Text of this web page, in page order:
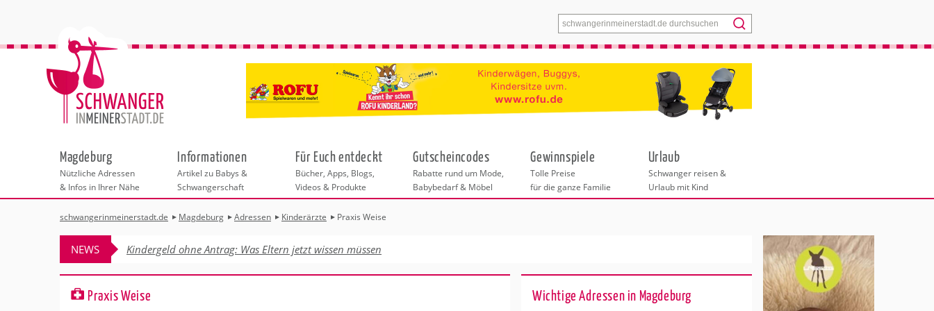
Menü
Magdeburg
Nützliche Adressen
& Infos in Ihrer Nähe
Städteauswahl
Adressen
Hebammen
Geburtshäuser
Frauenärzte
Behördengänge &
Checklisten
Beratungsstellen
Kinderwunschzentren Frankfurt
Schwangerschaftskurse
Erste Hilfe & Beratung
Rückbildung
Shopping
Wellness & Gesundheit
Fotografie & Dienstleistungen
Informationen
Artikel zu Babys &
Schwangerschaft
Für Euch entdeckt
Bücher, Apps, Blogs,
Videos & Produkte
Gutscheincodes
Rabatte rund um Mode,
Babybedarf & Möbel
Gewinnspiele
Tolle Preise
für die ganze Familie
Urlaub
Schwanger reisen &
Urlaub mit Kind
schwangerinmeinerstadt.de Magdeburg Adressen Kinderärzte Praxis Weise
NEWS Kindergeld ohne Antrag: Was Eltern jetzt wissen müssen
Praxis Weise Wichtige Adressen in Magdeburg